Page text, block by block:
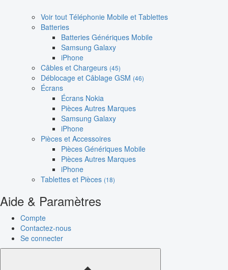
Voir tout Téléphonie Mobile et Tablettes
Batteries
Batteries Génériques Mobile
Samsung Galaxy
iPhone
Câbles et Chargeurs (45)
Déblocage et Câblage GSM (46)
Écrans
Écrans Nokia
Pièces Autres Marques
Samsung Galaxy
iPhone
Pièces et Accessoires
Pièces Génériques Mobile
Pièces Autres Marques
iPhone
Tablettes et Pièces (18)
Aide & Paramètres
Compte
Contactez-nous
Se connecter